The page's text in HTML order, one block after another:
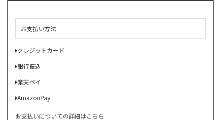
お支払い方法
クレジットカード
銀行振込
楽天ペイ
AmazonPay
お支払いについての詳細はこちら